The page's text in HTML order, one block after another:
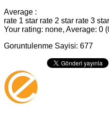
Average :
rate 1 star rate 2 star rate 3 star
Your rating: none, Average: 0
Goruntulenme Sayisi: 677